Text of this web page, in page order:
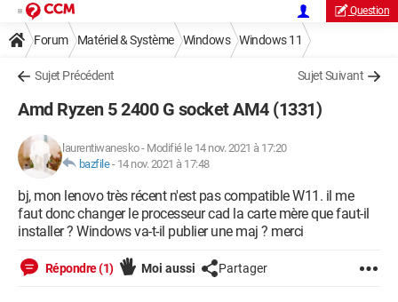
Question
Forum Matériel & Système Windows Windows 11
Sujet Précédent Sujet Suivant
Amd Ryzen 5 2400 G socket AM4 (1331)
laurentiwanesko- Modifié le 14 nov. 2021 à 17:20
bazfile- 14 nov. 2021 à 17:48
bj, mon lenovo très récent n'est pas compatible W11. il me
faut donc changer le processeur cad la carte mère que faut-il
installer ? Windows va-t-il publier une maj ? merci
Répondre (1) Moi aussi Partager